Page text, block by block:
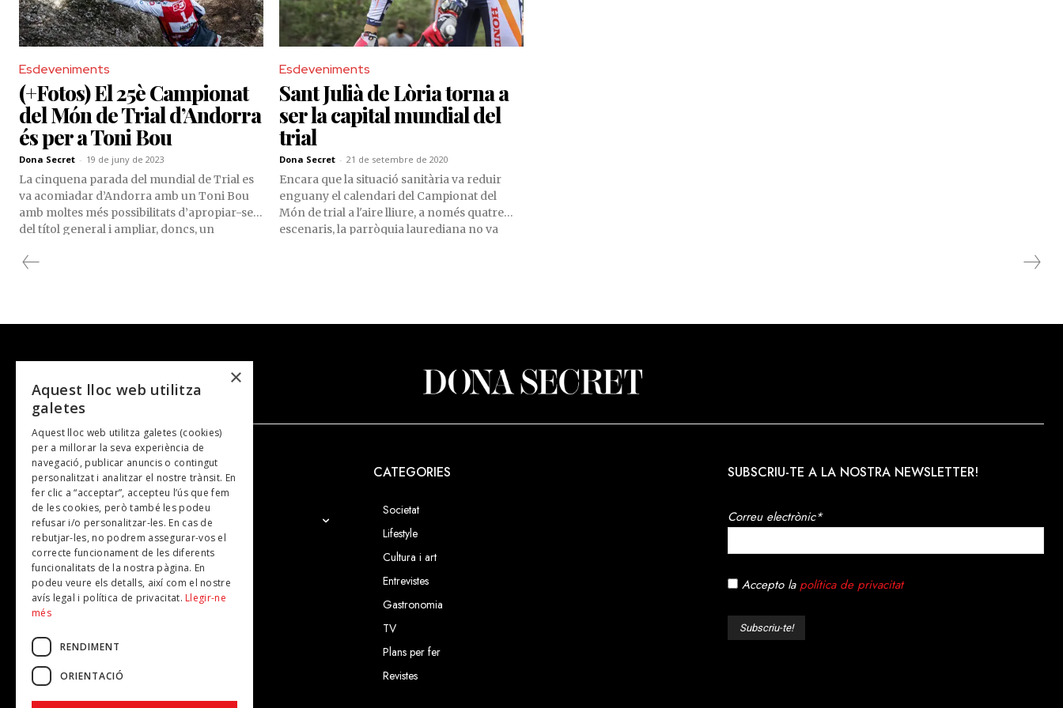
Esdeveniments
(+Fotos) El 25è Campionat
del Món de Trial d’Andorra
és per a Toni Bou
Dona Secret - 19 de juny de 2023
La cinquena parada del mundial de Trial es
va acomiadar d’Andorra amb un Toni Bou
amb moltes més possibilitats d’apropiar-se
del títol general i ampliar, doncs, un
Esdeveniments
Sant Julià de Lòria torna a
ser la capital mundial del
trial
Dona Secret - 21 de setembre de 2020
Encara que la situació sanitària va reduir
enguany el calendari del Campionat del
Món de trial a l'aire lliure, a només quatre
escenaris, la parròquia laurediana no va
setembre.
NOSALTRES
El Grup
Contacte
Subscripcions
Publicitat
CATEGORIES
Societat
Lifestyle
Cultura i art
Entrevistes
Gastronomia
TV
Plans per fer
Revistes
SUBSCRIU-TE A LA NOSTRA NEWSLETTER!
Correu electrònic*
Accepto la política de privacitat
×
Aquest lloc web utilitza
galetes
Aquest lloc web utilitza galetes (cookies)
per a millorar la seva experiència de
navegació, publicar anuncis o contingut
personalitzat i analitzar el nostre trànsit. En
fer clic a “acceptar”, accepteu l’ús que fem
de les cookies, però també les podeu
refusar i/o personalitzar-les. En cas de
rebutjar-les, no podrem assegurar-vos el
correcte funcionament de les diferents
funcionalitats de la nostra pàgina. En
podeu veure els detalls, així com el nostre
avís legal i política de privacitat. Llegir-ne
més
RENDIMENT
ORIENTACIÓ